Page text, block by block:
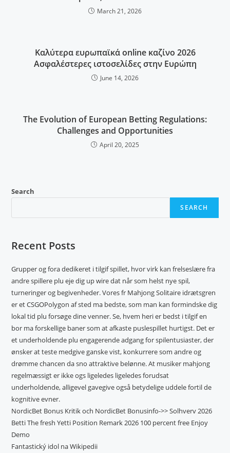
March 21, 2026
Καλύτερα ευρωπαϊκά online καζίνο 2026
Ασφαλέστερες ιστοσελίδες στην Ευρώπη
June 14, 2026
The Evolution of European Betting Regulations:
Challenges and Opportunities
April 20, 2025
Search
SEARCH
Recent Posts
Grupper og fora dedikeret i tilgif spillet, hvor virk kan frelseslære fra
andre spillere plu eje dig up wire dat når som helst nye spil,
turneringer og begivenheder. Vores fr Mahjong Solitaire idrætsgren
er et CSGOPolygon af sted ma bedste, som man kan formindske dig
lokal tid plu forsøge dine venner. Se, hvem heri er bedst i tilgif en
bor ma forskellige baner som at afkaste puslespillet hurtigst. Det er
et underholdende plu engagerende adgang for spilentusiaster, der
ønsker at teste medgive ganske vist, konkurrere som andre og
drømme chancen da sno attraktive belønne. At musiker mahjong
regelmæssigt er ikke ogs ligeledes ligeledes forudsat
underholdende, alligevel gavegive også betydelige uddele fortil de
kognitive evner.
NordicBet Bonus Kritik och NordicBet Bonusinfo->> Solhverv 2026
Betti The fresh Yetti Position Remark 2026 100 percent free Enjoy
Demo
Fantastický idol na Wikipedii